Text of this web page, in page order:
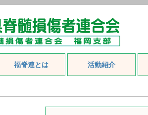
福脊連とは 活動紹介